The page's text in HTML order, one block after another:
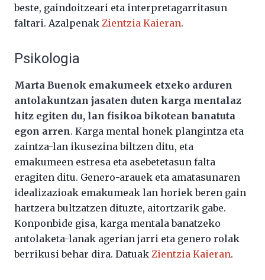
beste, gaindoitzeari eta interpretagarritasun
faltari. Azalpenak Zientzia Kaieran.
Psikologia
Marta Buenok emakumeek etxeko arduren
antolakuntzan jasaten duten karga mentalaz
hitz egiten du, lan fisikoa bikotean banatuta
egon arren. Karga mental honek plangintza eta
zaintza-lan ikusezina biltzen ditu, eta
emakumeen estresa eta asebetetasun falta
eragiten ditu. Genero-arauek eta amatasunaren
idealizazioak emakumeak lan horiek beren gain
hartzera bultzatzen dituzte, aitortzarik gabe.
Konponbide gisa, karga mentala banatzeko
antolaketa-lanak agerian jarri eta genero rolak
berrikusi behar dira. Datuak Zientzia Kaieran.